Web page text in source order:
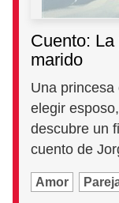
Cuento:
marido
Una
elegir
descubre un
cuento de
Amor